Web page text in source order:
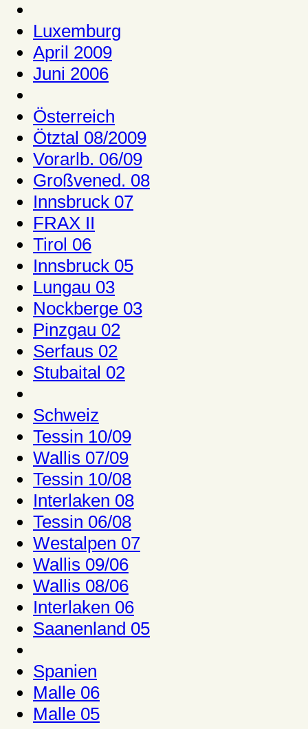
Luxemburg
April 2009
Juni 2006
Österreich
Ötztal 08/2009
Vorarlb. 06/09
Großvened. 08
Innsbruck 07
FRAX II
Tirol 06
Innsbruck 05
Lungau 03
Nockberge 03
Pinzgau 02
Serfaus 02
Stubaital 02
Schweiz
Tessin 10/09
Wallis 07/09
Tessin 10/08
Interlaken 08
Tessin 06/08
Westalpen 07
Wallis 09/06
Wallis 08/06
Interlaken 06
Saanenland 05
Spanien
Malle 06
Malle 05